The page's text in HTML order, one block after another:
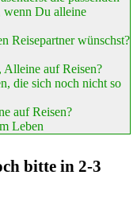
wenn Du alleine
Reisepartner wünschst?
Alleine auf Reisen?
die sich noch nicht so
auf Reisen?
Leben
bitte in 2-3